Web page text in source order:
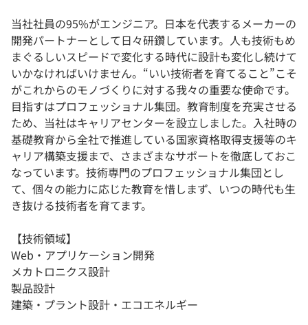
当社社員の95%がエンジニア。日本を代表するメーカーの
開発パートナーとして日々研鑽しています。人も技術もめ
まぐるしいスピードで変化する時代に設計も変化し続けて
いかなければいけません。“いい技術者を育てること”こそ
がこれからのモノづくりに対する我々の重要な使命です。
目指すはプロフェッショナル集団。教育制度を充実させる
ため、当社はキャリアセンターを設立しました。入社時の
基礎教育から全社で推進している国家資格取得支援等のキ
ャリア構築支援まで、さまざまなサポートを徹底しておこ
なっています。技術専門のプロフェッショナル集団とし
て、個々の能力に応じた教育を惜しまず、いつの時代も生
き抜ける技術者を育てます。
【技術領域】
Web・アプリケーション開発
メカトロニクス設計
製品設計
建築・プラント設計・エコエネルギー